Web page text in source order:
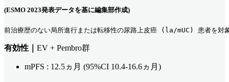
(ESMO 2023発表データを基に編集部作成)
前治療歴のない局所進行または転移性の尿路上皮癌 (la/mUC) 患者を
有効性｜ EV + Pembro群
mPFS : 12.5ヵ月 (95%CI 10.4-16.6ヵ月)